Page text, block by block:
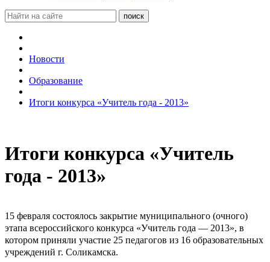
Новости
Образование
Итоги конкурса «Учитель года - 2013»
Итоги конкурса «Учитель
года - 2013»
15 февраля состоялось закрытие муниципального (очного)
этапа всероссийского конкурса «Учитель года — 2013», в
котором приняли участие 25 педагогов из 16 образовательных
учреждений г. Соликамска.